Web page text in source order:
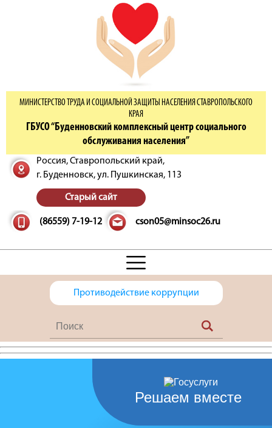
МИНИСТЕРСТВО ТРУДА И СОЦИАЛЬНОЙ ЗАЩИТЫ НАСЕЛЕНИЯ СТАВРОПОЛЬСКОГО
КРАЯ
ГБУСО “Буденновский комплексный центр социального
обслуживания населения”
Россия, Ставропольский край,
г. Буденновск,ул. Пушкинская, 113
Старый сайт
(86559) 7-19-12 cson05@minsoc26.ru
Противодействие коррупции
Решаем вместе